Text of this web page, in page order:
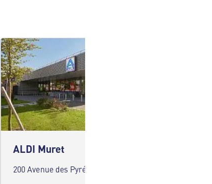
ALDI Muret
200 Avenue des Pyrénées 31600 Muret